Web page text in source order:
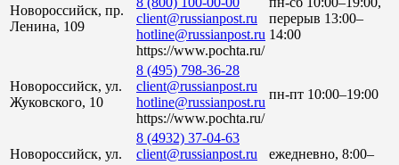
Новороссийск, пр.
Ленина, 109
client@russianpost.ru
hotline@russianpost.ru
https://www.pochta.ru/
перерыв 13:00–
14:00
Новороссийск, ул.
Жуковского, 10
8 (495) 798-36-28
client@russianpost.ru
hotline@russianpost.ru
https://www.pochta.ru/
пн-пт 10:00–19:00
Новороссийск, ул.
8 (4932) 37-04-63
client@russianpost.ru
ежедневно, 8:00–